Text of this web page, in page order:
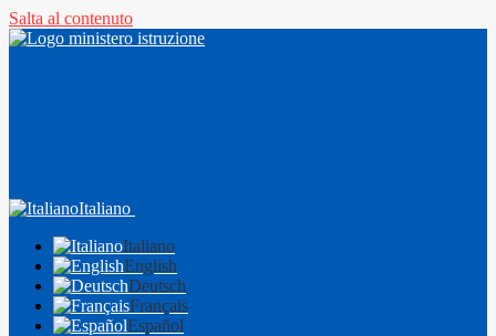
Salta al contenuto
Italiano
Italiano
English
Deutsch
Français
Español